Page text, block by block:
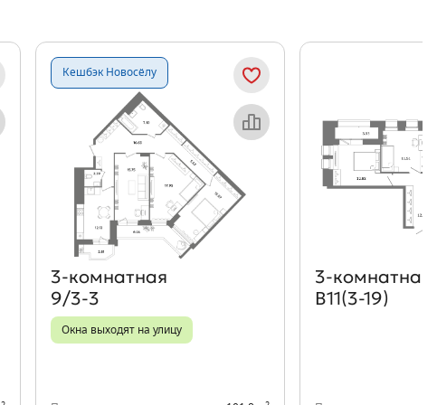
Кешбэк Новосёлу
Объект месяца
3‑комнатная
9/3-3
Окна выходят на улицу
3‑комнатная
В11(3-19)